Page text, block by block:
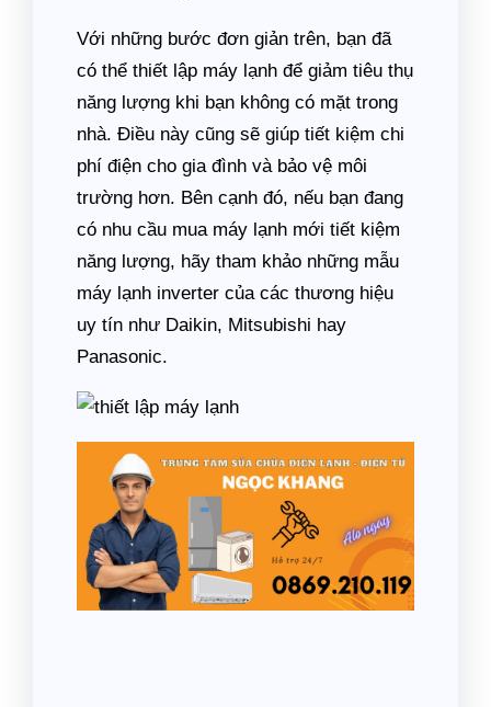
Với những bước đơn giản trên, bạn đã
có thể thiết lập máy lạnh để giảm tiêu thụ
năng lượng khi bạn không có mặt trong
nhà. Điều này cũng sẽ giúp tiết kiệm chi
phí điện cho gia đình và bảo vệ môi
trường hơn. Bên cạnh đó, nếu bạn đang
có nhu cầu mua máy lạnh mới tiết kiệm
năng lượng, hãy tham khảo những mẫu
máy lạnh inverter của các thương hiệu
uy tín như Daikin, Mitsubishi hay
Panasonic.